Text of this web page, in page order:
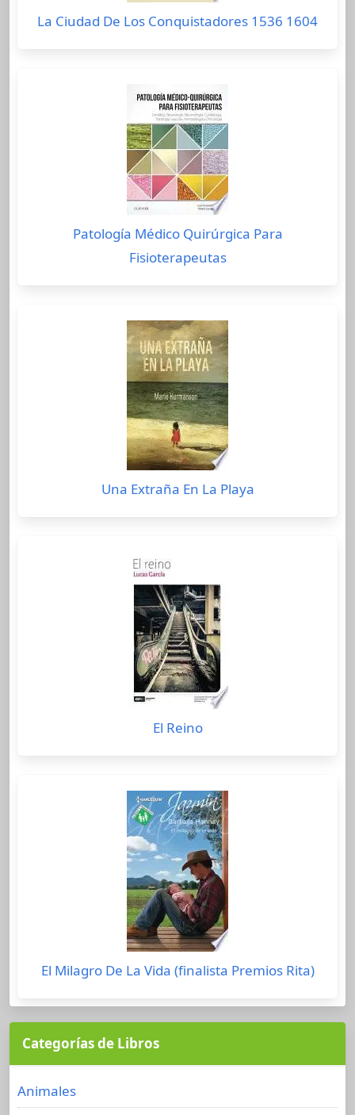
La Ciudad De Los Conquistadores 1536 1604
Patología Médico Quirúrgica Para
Fisioterapeutas
Una Extraña En La Playa
El Reino
El Milagro De La Vida (finalista Premios Rita)
Categorías de Libros
Animales